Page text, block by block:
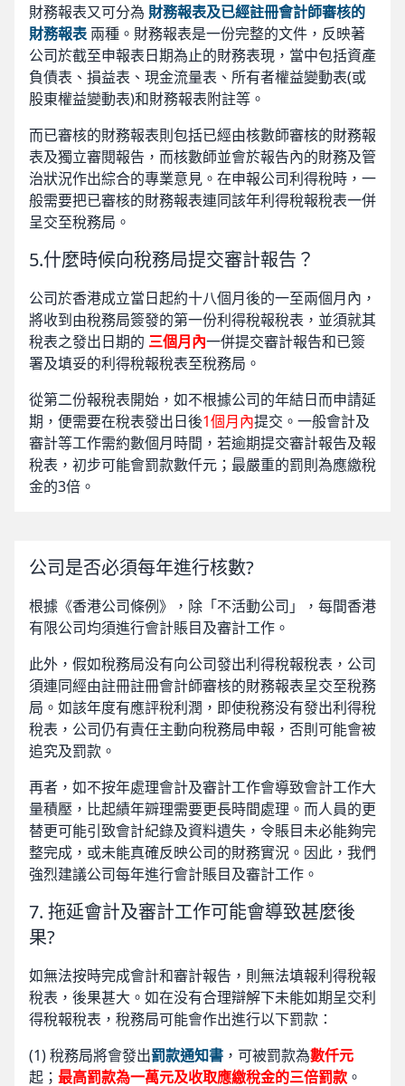
財務報表又可分為 財務報表及已經註冊會計師審核的
財務報表兩種。財務報表是一份完整的文件，反映著
公司於截至申報表日期為止的財務表現，當中包括資產
負債表、損益表、現金流量表、所有者權益變動表(或
股東權益變動表)和財務報表附註等。
而已審核的財務報表則包括已經由核數師審核的財務報
表及獨立審閱報告，而核數師並會於報告內的財務及管
治狀況作出綜合的專業意見。在申報公司利得稅時，一
般需要把已審核的財務報表連同該年利得稅報稅表一併
呈交至稅務局。
5.什麼時候向稅務局提交審計報告？
公司於香港成立當日起約十八個月後的一至兩個月內，
將收到由稅務局簽發的第一份利得稅報稅表，並須就其
稅表之發出日期的 三個月內一併提交審計報告和已簽
署及填妥的利得稅報稅表至稅務局。
從第二份報稅表開始，如不根據公司的年結日而申請延
期，便需要在稅表發出日後1個月內提交。一般會計及
審計等工作需約數個月時間，若逾期提交審計報告及報
稅表，初步可能會罰款數仟元；最嚴重的罰則為應繳稅
金的3倍。
公司是否必須每年進行核數?
根據《香港公司條例》，除「不活動公司」，每間香港
有限公司均須進行會計賬目及審計工作。
此外，假如稅務局没有向公司發出利得稅報稅表，公司
須連同經由註冊註冊會計師審核的財務報表呈交至稅務
局。如該年度有應評稅利潤，即使稅務没有發出利得稅
稅表，公司仍有責任主動向稅務局申報，否則可能會被
追究及罰款。
再者，如不按年處理會計及審計工作會導致會計工作大
量積壓，比起績年辧理需要更長時間處理。而人員的更
替更可能引致會計紀錄及資料遺失，令賬目未必能夠完
整完成，或未能真確反映公司的財務實況。因此，我們
強烈建議公司每年進行會計賬目及審計工作。
7. 拖延會計及審計工作可能會導致甚麼後
果?
如無法按時完成會計和審計報告，則無法填報利得稅報
稅表，後果甚大。如在没有合理辯解下未能如期呈交利
得稅報稅表，稅務局可能會作出進行以下罰款：
(1) 稅務局將會發出罰款通知書 ，可被罰款為數仟元
起； 最高罰款為一萬元及收取應繳稅金的三倍罰款 。